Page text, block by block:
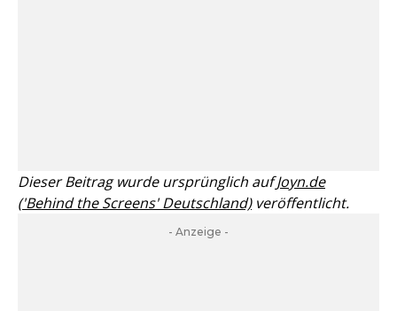
Dieser Beitrag wurde ursprünglich aufJoyn.de
('Behind the Screens' Deutschland)veröffentlicht.
- Anzeige -